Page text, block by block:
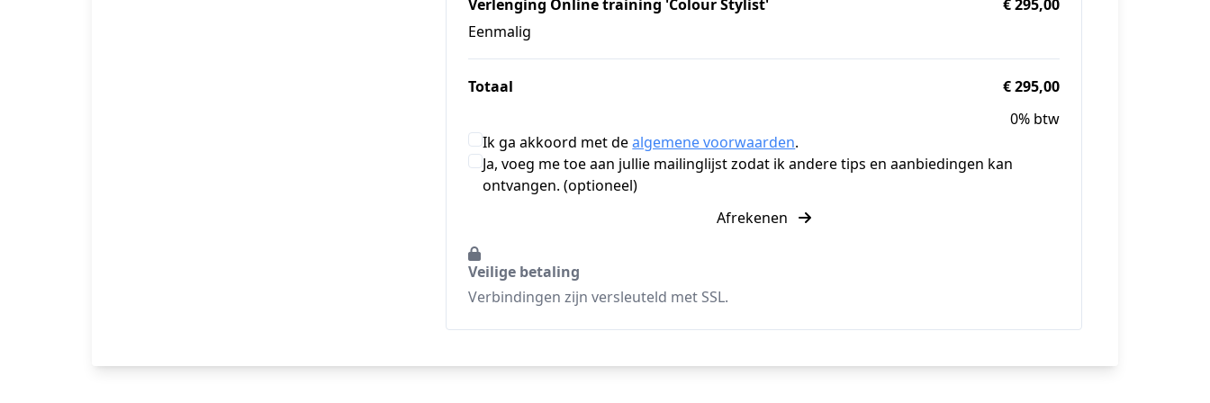
Verlenging Online training 'Colour Stylist'
Eenmalig
€ 295,00
Totaal
€ 295,00
0% btw
Ik ga akkoord met dealgemene voorwaarden.
Ja, voeg me toe aan jullie mailinglijst zodat ik andere tips en aanbiedingen kan
ontvangen. (optioneel)
Afrekenen
Veilige betaling
Verbindingen zijn versleuteld met SSL.